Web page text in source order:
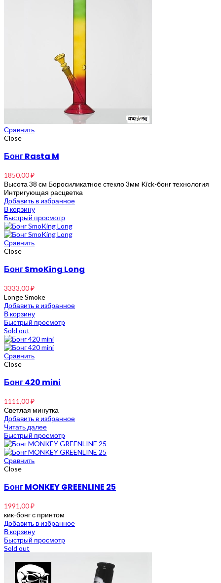
Сравнить
Close
Бонг Rasta M
1850,00₽
Высота 38 см Боросиликатное стекло 3мм Kick-бонг технология
Интригующая расцветка
Добавить в избранное
В корзину
Быстрый просмотр
Сравнить
Close
Бонг SmoKing Long
3333,00₽
Longe Smoke
Добавить в избранное
В корзину
Быстрый просмотр
Sold out
Сравнить
Close
Бонг 420 mini
1111,00₽
Светлая минутка
Добавить в избранное
Читать далее
Быстрый просмотр
Сравнить
Close
Бонг MONKEY GREENLINE 25
1991,00₽
кик-бонг с принтом
Добавить в избранное
В корзину
Быстрый просмотр
Sold out